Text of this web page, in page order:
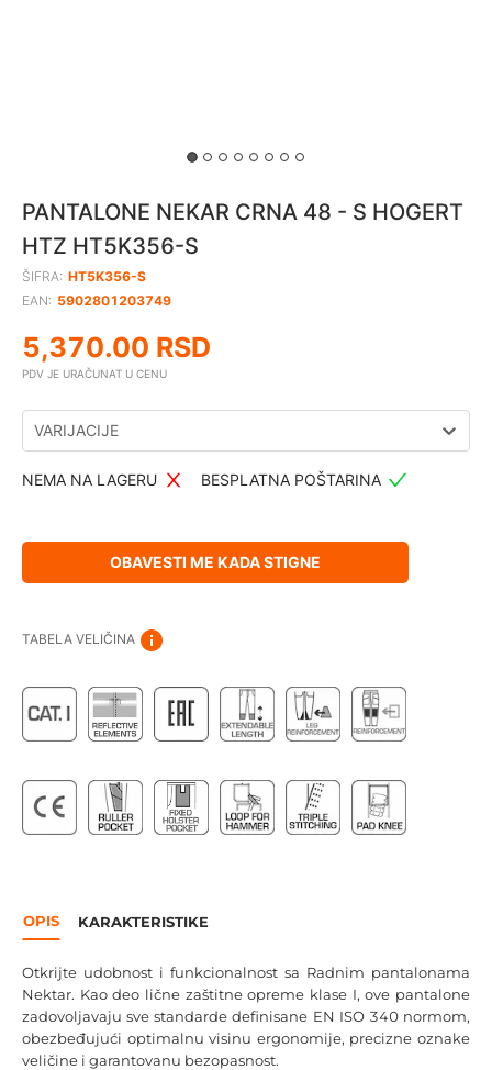
PANTALONE NEKAR CRNA 48 - S HOGERT
HTZ HT5K356-S
ŠIFRA: HT5K356-S
EAN: 5902801203749
5,370.00 RSD
PDV JE URAČUNAT U CENU
VARIJACIJE
NEMA NA LAGERU BESPLATNA POŠTARINA
OBAVESTI ME KADA STIGNE
TABELA VELIČINA
OPIS KARAKTERISTIKE
Otkrijte udobnost i funkcionalnost sa Radnim pantalonama
Nektar. Kao deo lične zaštitne opreme klase I, ove pantalone
zadovoljavaju sve standarde definisane EN ISO 340 normom,
obezbeđujući optimalnu visinu ergonomije, precizne oznake
veličine i garantovanu bezopasnost.